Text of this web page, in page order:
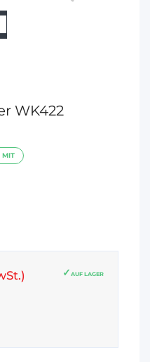
WK422
MIT
AUF LAGER